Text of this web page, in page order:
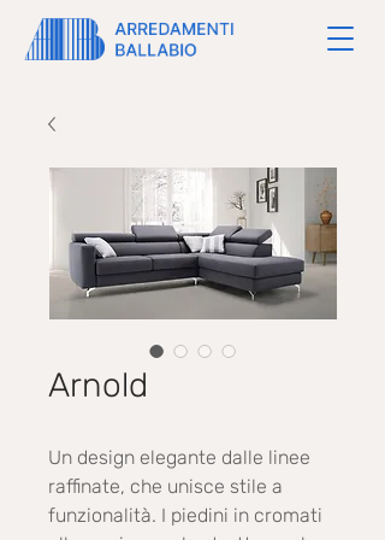
Arnold
Un design elegante dalle linee
raffinate, che unisce stile a
funzionalità. I piedini in cromati